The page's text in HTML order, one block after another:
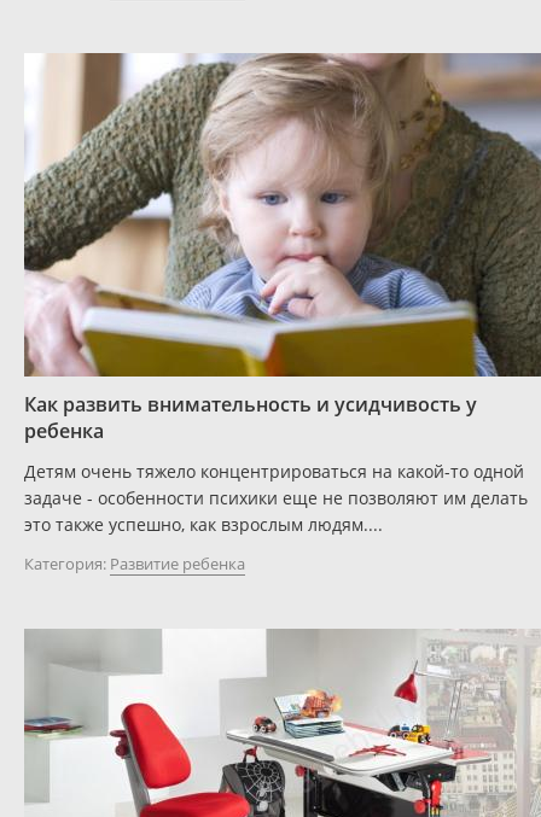
Как развить внимательность и усидчивость у
ребенка
Детям очень тяжело концентрироваться на какой-то одной
задаче - особенности психики еще не позволяют им делать
это также успешно, как взрослым людям....
Категория: Развитие ребенка